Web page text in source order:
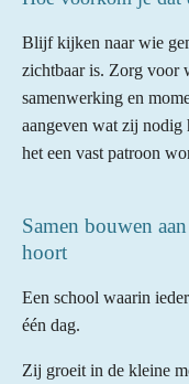
Blijf kijken naar wie
zichtbaar is. Zorg voor
samenwerking en
aangeven wat zij nodig
het een vast patroon
Samen bouwen
hoort
Een school waarin
één dag.
Zij groeit in de kleine